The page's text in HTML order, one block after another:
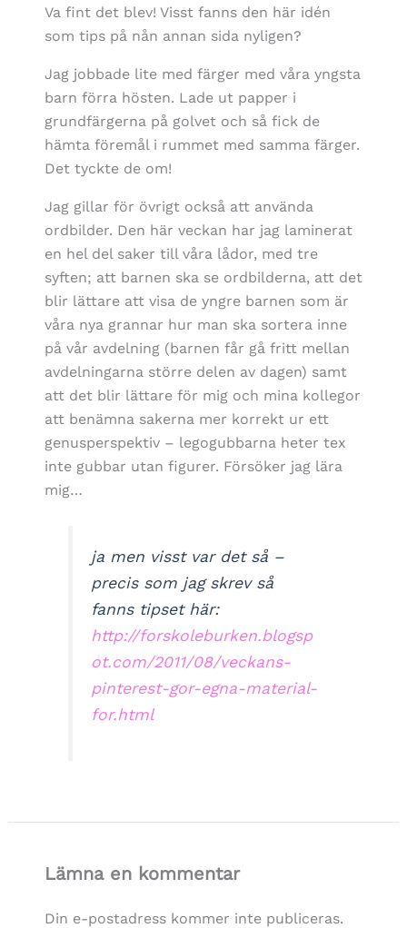
Va fint det blev! Visst fanns den här idén
som tips på nån annan sida nyligen?
Jag jobbade lite med färger med våra yngsta
barn förra hösten. Lade ut papper i
grundfärgerna på golvet och så fick de
hämta föremål i rummet med samma färger.
Det tyckte de om!
Jag gillar för övrigt också att använda
ordbilder. Den här veckan har jag laminerat
en hel del saker till våra lådor, med tre
syften; att barnen ska se ordbilderna, att det
blir lättare att visa de yngre barnen som är
våra nya grannar hur man ska sortera inne
på vår avdelning (barnen får gå fritt mellan
avdelningarna större delen av dagen) samt
att det blir lättare för mig och mina kollegor
att benämna sakerna mer korrekt ur ett
genusperspektiv – legogubbarna heter tex
inte gubbar utan figurer. Försöker jag lära
mig…
ja men visst var det så –
precis som jag skrev så
fanns tipset här:
http://forskoleburken.blogsp
ot.com/2011/08/veckans-
pinterest-gor-egna-material-
for.html
Lämna en kommentar
Din e-postadress kommer inte publiceras.